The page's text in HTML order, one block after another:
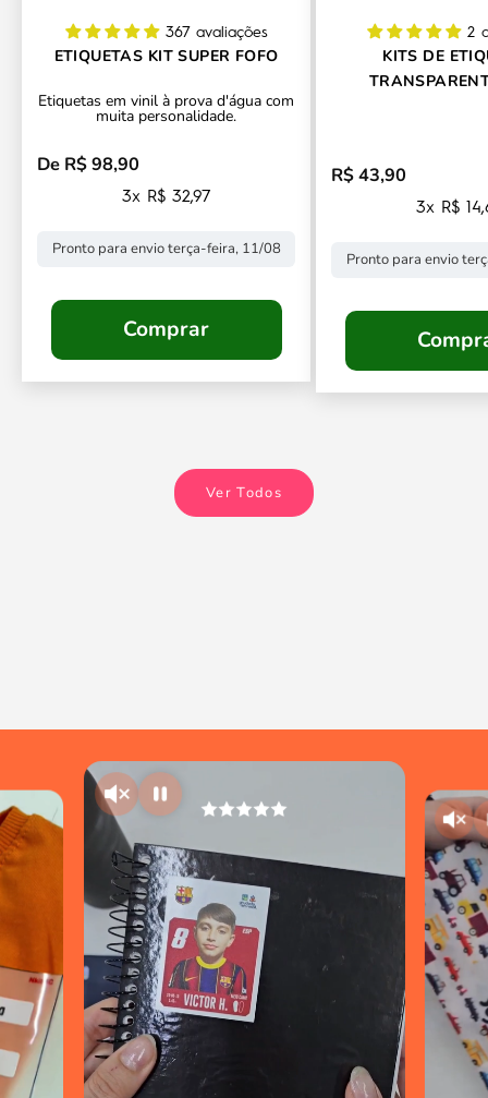
367 avaliações
ETIQUETAS KIT SUPER FOFO
Etiquetas em vinil à prova d'água com
muita personalidade.
Preço promocional
De R$ 98,90
3x R$ 32,97
Pronto para envio terça-feira, 11/08
Comprar
2
KITS DE
Preço promocional
R$ 43,90
3x R$
Pronto para envio
Ver Todos